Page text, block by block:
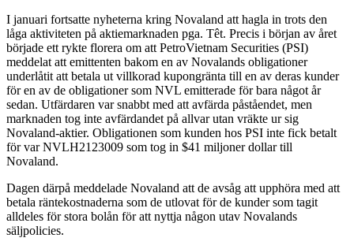
I januari fortsatte nyheterna kring Novaland att hagla in trots den
låga aktiviteten på aktiemarknaden pga. Têt. Precis i början av året
började ett rykte florera om att PetroVietnam Securities (PSI)
meddelat att emittenten bakom en av Novalands obligationer
underlåtit att betala ut villkorad kupongränta till en av deras kunder
för en av de obligationer som NVL emitterade för bara något år
sedan. Utfärdaren var snabbt med att avfärda påståendet, men
marknaden tog inte avfärdandet på allvar utan vräkte ur sig
Novaland-aktier. Obligationen som kunden hos PSI inte fick betalt
för var NVLH2123009 som tog in $41 miljoner dollar till
Novaland.
Dagen därpå meddelade Novaland att de avsåg att upphöra med att
betala räntekostnaderna som de utlovat för de kunder som tagit
alldeles för stora bolån för att nyttja någon utav Novalands
säljpolicies.